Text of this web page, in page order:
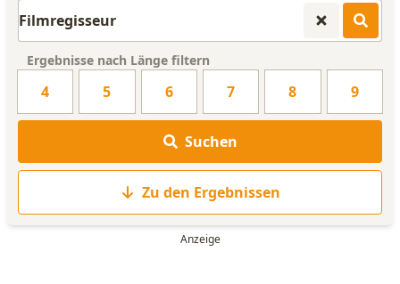
WORTLISTE
Ergebnisse nach Länge filtern
4 5 6 7 8 9
Suchen
Zu den Ergebnissen